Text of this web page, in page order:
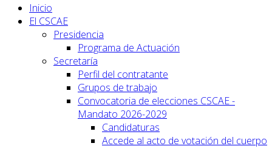
Inicio
El CSCAE
Presidencia
Programa de Actuación
Secretaría
Perfil del contratante
Grupos de trabajo
Convocatoria de elecciones CSCAE -
Mandato 2026-2029
Candidaturas
Accede al acto de votación del cuerpo